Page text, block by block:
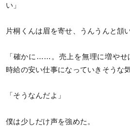
い」
片桐くんは眉を寄せ、うんうんと頷い
「確かに……。売上を無理に増やせ
時給の安い仕事になっていきそうな
「そうなんだよ」
僕は少しだけ声を強めた。